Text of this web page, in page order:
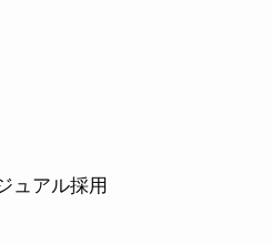
ュアル採用